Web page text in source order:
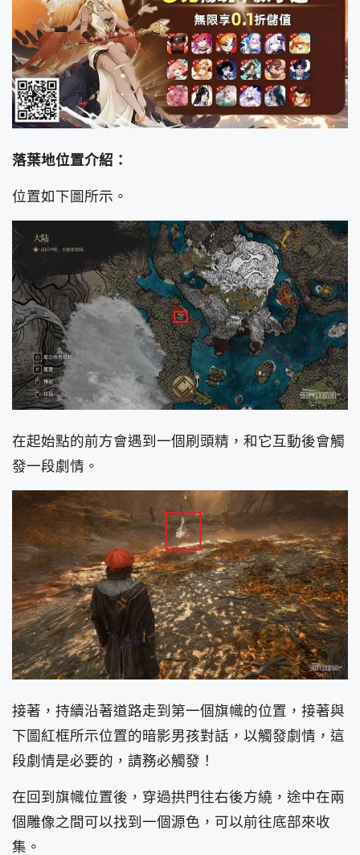
落葉地位置介紹：
位置如下圖所示。
在起始點的前方會遇到一個刷頭精，和它互動後會觸
發一段劇情。
接著，持續沿著道路走到第一個旗幟的位置，接著與
下圖紅框所示位置的暗影男孩對話，以觸發劇情，這
段劇情是必要的，請務必觸發！
在回到旗幟位置後，穿過拱門往右後方繞，途中在兩
個雕像之間可以找到一個源色，可以前往底部來收
集。